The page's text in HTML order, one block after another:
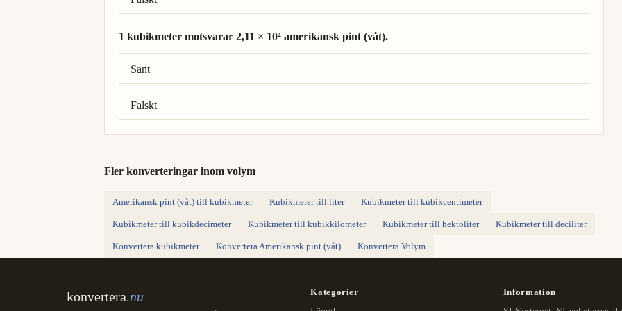
1 kubikmeter motsvarar 2,11 × 10⁴ amerikansk pint (våt).
Sant
Falskt
Rätt svar: 1 kubikmeter = 2,11 × 10³ amerikansk pint (våt).
Fler konverteringar inom volym
Amerikansk pint (våt) till kubikmeter Kubikmeter till liter Kubikmeter till kubikcentimeter
Kubikmeter till kubikdecimeter Kubikmeter till kubikkilometer Kubikmeter till hektoliter Kubikmeter till deciliter
Konvertera kubikmeter Konvertera Amerikansk pint (våt) Konvertera Volym
konvertera.nu
Kategorier
Information